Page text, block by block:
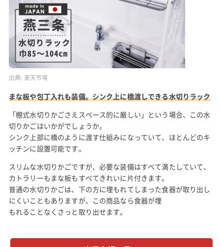
出典: 楽天市場
まな板や包丁入れも装備。シンク上に橋渡しできる水切りラック
「棚式水切りかごさえスペース的に厳しい」という場合、この水
切りかごはいかがでしょうか。
シンク上部に橋のように渡す仕組みになっていて、ほとんどのキ
ッチンに設置可能です。
スリムな水切りかごですが、必要な装備はすべて満たしていて、
カトラリーもまな板もすべてきれいに片付きます。
普通の水切りかごは、下の方に埋もれてしまった食器が取り出し
にくいこともありますが、この商品なら食器が埋
もれることなくさっと取り出せます。